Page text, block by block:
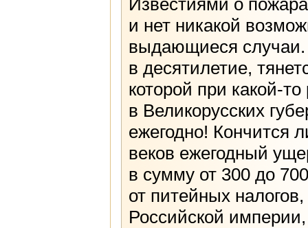
Известиями о
и нет никакой
выдающиеся случаи.
в десятилетие,
которой при какой-
в Великорусских
ежегодно! Кончится
веков ежегодный
в сумму от 300 до
от питейных
Российской